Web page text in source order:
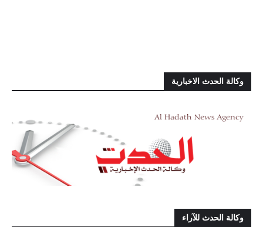
وكالة الحدث الاخبارية
وكالة الحدث للآراء